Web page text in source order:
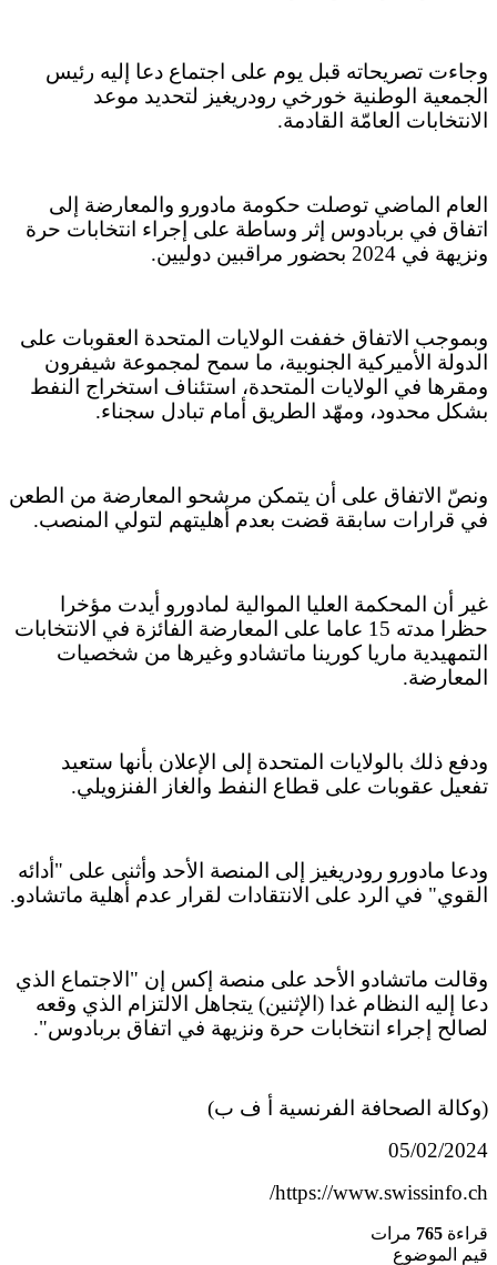
وجاءت تصريحاته قبل يوم على اجتماع دعا إليه رئيس
الجمعية الوطنية خورخي رودريغيز لتحديد موعد
الانتخابات العامّة القادمة.
العام الماضي توصلت حكومة مادورو والمعارضة إلى
اتفاق في بربادوس إثر وساطة على إجراء انتخابات حرة
ونزيهة في 2024 بحضور مراقبين دوليين.
وبموجب الاتفاق خففت الولايات المتحدة العقوبات على
الدولة الأميركية الجنوبية، ما سمح لمجموعة شيفرون
ومقرها في الولايات المتحدة، استئناف استخراج النفط
بشكل محدود، ومهّد الطريق أمام تبادل سجناء.
ونصّ الاتفاق على أن يتمكن مرشحو المعارضة من الطعن
في قرارات سابقة قضت بعدم أهليتهم لتولي المنصب.
غير أن المحكمة العليا الموالية لمادورو أيدت مؤخرا
حظرا مدته 15 عاما على المعارضة الفائزة في الانتخابات
التمهيدية ماريا كورينا ماتشادو وغيرها من شخصيات
المعارضة.
ودفع ذلك بالولايات المتحدة إلى الإعلان بأنها ستعيد
تفعيل عقوبات على قطاع النفط والغاز الفنزويلي.
ودعا مادورو رودريغيز إلى المنصة الأحد وأثنى على "أدائه
القوي" في الرد على الانتقادات لقرار عدم أهلية ماتشادو.
وقالت ماتشادو الأحد على منصة إكس إن "الاجتماع الذي
دعا إليه النظام غدا (الإثنين) يتجاهل الالتزام الذي وقعه
لصالح إجراء انتخابات حرة ونزيهة في اتفاق بربادوس".
(وكالة الصحافة الفرنسية أ ف ب)
05/02/2024
https://www.swissinfo.ch/
قراءة 765 مرات
قيم الموضوع